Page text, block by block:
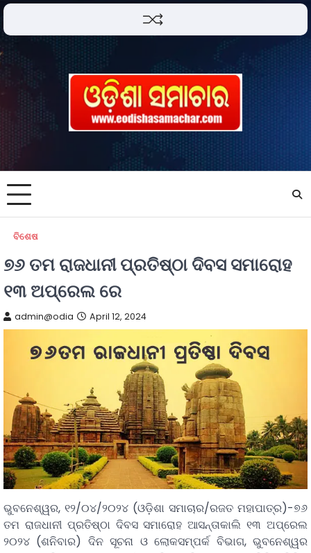
ବିଶେଷ
୭୬ ତମ ରାଜଧାନୀ ପ୍ରତିଷ୍ଠା ଦିବସ ସମାରୋହ
୧୩ ଅପ୍ରେଲ ରେ
admin@odia April 12, 2024
ଭୁବନେଶ୍ୱର, ୧୨/୦୪/୨୦୨୪ (ଓଡ଼ିଶା ସମାଚାର/ରଜତ ମହାପାତ୍ର)-୭୬
ତମ ରାଜଧାନୀ ପ୍ରତିଷ୍ଠା ଦିବସ ସମାରୋହ ଆସନ୍ତାକାଲି ୧୩ ଅପ୍ରେଲ
୨୦୨୪ (ଶନିବାର) ଦିନ ସୂଚନା ଓ ଲୋକସମ୍ପର୍କ ବିଭାଗ, ଭୁବନେଶ୍ୱର